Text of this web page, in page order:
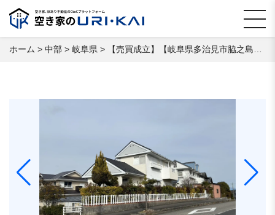
ホーム > 中部 > 岐阜県 > 【売買成立】【岐阜県多治見市脇之島町】 空き家